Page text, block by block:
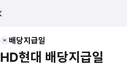
배당지급일
HD현대 배당지급일